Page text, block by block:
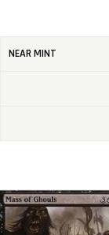
NEAR MINT